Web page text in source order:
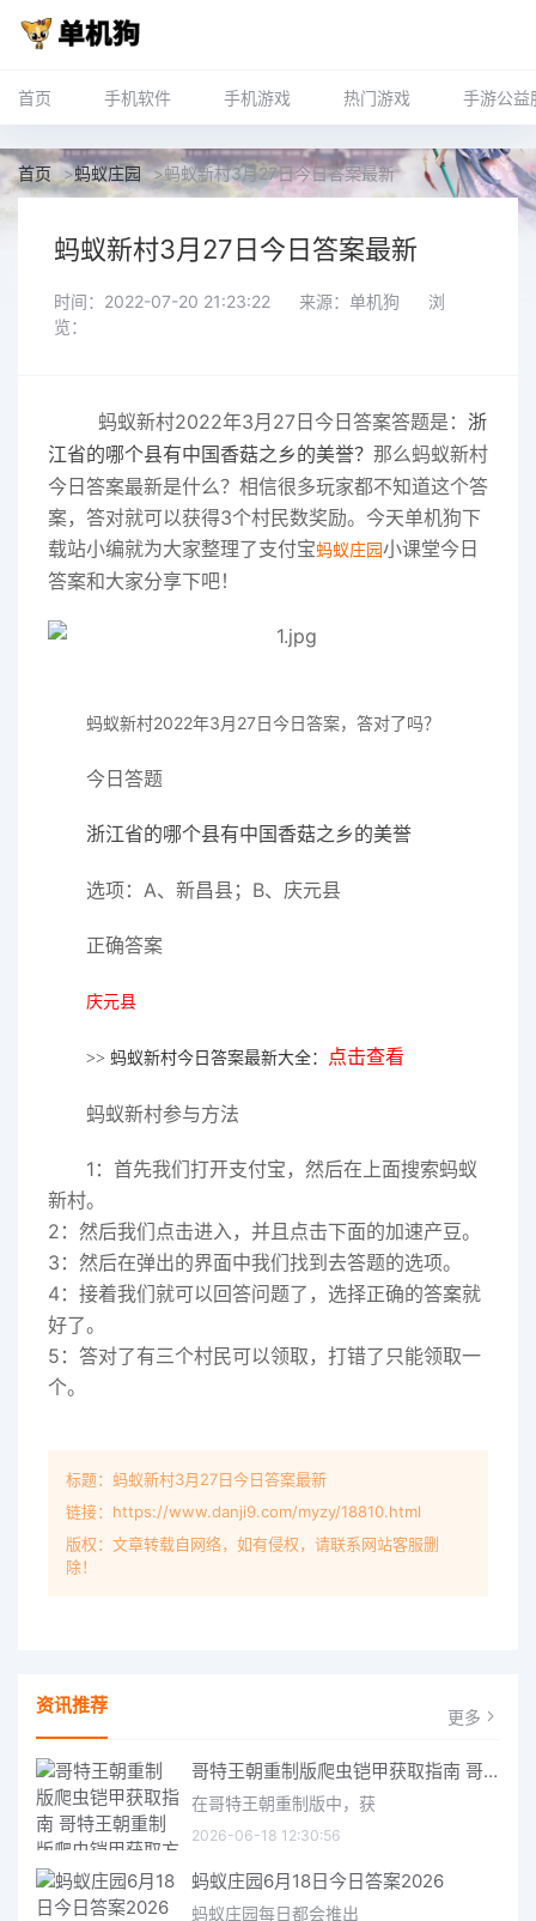
首页 手机软件 手机游戏 热门游戏 手游公益
首页 >蚂蚁庄园 >蚂蚁新村3月27日今日答案最新
蚂蚁新村3月27日今日答案最新
时间：2022-07-20 21:23:22 来源：单机狗
浏
览：
蚂蚁新村2022年3月27日今日答案答题是：
浙
江省的哪个县有中国香菇之乡的美誉？ 那么蚂蚁新村
今日答案最新是什么？相信很多玩家都不知道这个答
案，答对就可以获得3个村民数奖励。今天单机狗下
载站小编就为大家整理了支付宝蚂蚁庄园小课堂今日
答案和大家分享下吧！
蚂蚁新村2022年3月27日今日答案，答对了吗？
今日答题
浙江省的哪个县有中国香菇之乡的美誉
选项：A、新昌县；B、庆元县
正确答案
庆元县
>> 蚂蚁新村今日答案最新大全： 点击查看
蚂蚁新村参与方法
1：首先我们打开支付宝，然后在上面搜索蚂蚁
新村。
2：然后我们点击进入，并且点击下面的加速产豆。
3：然后在弹出的界面中我们找到去答题的选项。
4：接着我们就可以回答问题了，选择正确的答案就
好了。
5：答对了有三个村民可以领取，打错了只能领取一
个。
标题：蚂蚁新村3月27日今日答案最新
链接：https://www.danji9.com/myzy/18810.html
版权：文章转载自网络，如有侵权，请联系网站客服删
除！
资讯推荐 更多
哥特王朝重制版爬虫铠甲获取指南 哥特王朝重制版爬虫铠甲获取方法
在哥特王朝重制版中，获
2026-06-18 12:30:56
蚂蚁庄园6月18日今日答案2026
蚂蚁庄园每日都会推出